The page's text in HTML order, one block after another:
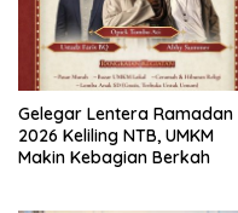
Gelegar Lentera Ramadan
2026 Keliling NTB, UMKM
Makin Kebagian Berkah